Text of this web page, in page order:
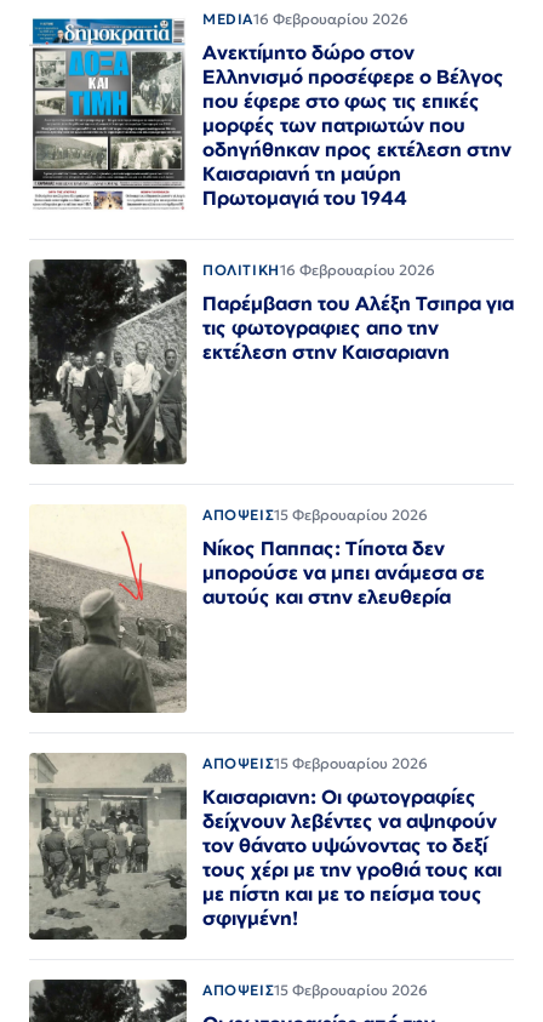
MEDIA16 Φεβρουαρίου 2026
Ανεκτίμητο δώρο στον
Ελληνισμό προσέφερε ο Βέλγος
που έφερε στο φως τις επικές
μορφές των πατριωτών που
οδηγήθηκαν προς εκτέλεση στην
Καισαριανή τη μαύρη
Πρωτομαγιά του 1944
ΠΟΛΙΤΙΚΗ16 Φεβρουαρίου 2026
Παρέμβαση του Αλέξη Τσιπρα για
τις φωτογραφιες απο την
εκτέλεση στην Καισαριανη
ΑΠΟΨΕΙΣ15 Φεβρουαρίου 2026
Νίκος Παππας: Τίποτα δεν
μπορούσε να μπει ανάμεσα σε
αυτούς και στην ελευθερία
ΑΠΟΨΕΙΣ15 Φεβρουαρίου 2026
Καισαριανη: Οι φωτογραφίες
δείχνουν λεβέντες να αψηφούν
τον θάνατο υψώνοντας το δεξί
τους χέρι με την γροθιά τους και
με πίστη και με το πείσμα τους
σφιγμένη!
ΑΠΟΨΕΙΣ15 Φεβρουαρίου 2026